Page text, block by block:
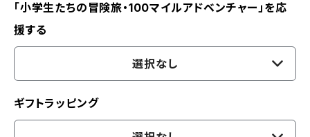
「小学生たちの冒険旅・100マイルアドベンチャー」を応
援する
選択なし
ギフトラッピング